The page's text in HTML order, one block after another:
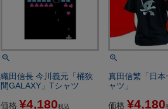
織田信長 今川義元「桶狭
間GALAXY」Tシャツ
価格 ¥4,180税込
真田信繁「日本
ャツ」
価格 ¥4,180